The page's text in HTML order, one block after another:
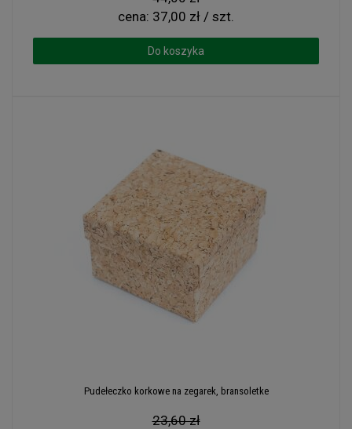
Portfel z korka
Ozdoby świąteczne
cena: 37,00 zł / szt.
Do koszyka
Pudełeczko korkowe na zegarek, bransoletke
23,60 zł